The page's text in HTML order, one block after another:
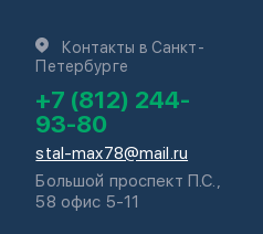
Контакты в Санкт-
Петербурге
+7 (812) 244-
93-80
stal-max78@mail.ru
Большой проспект П.С.,
58 офис 5-11